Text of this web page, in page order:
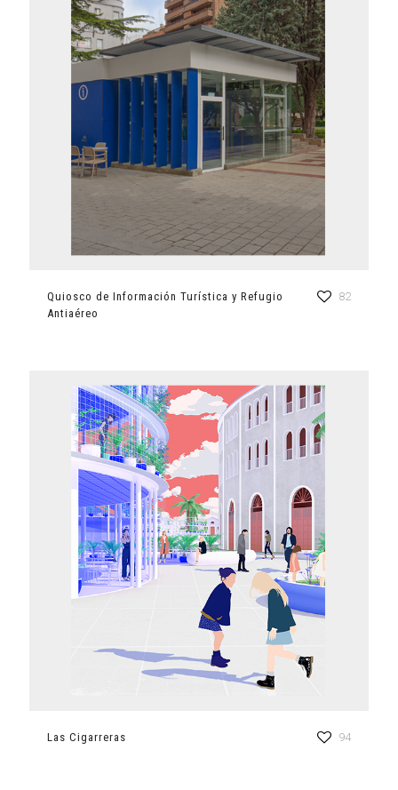
Quiosco de Información Turística y Refugio
Antiaéreo
82
Las Cigarreras 94